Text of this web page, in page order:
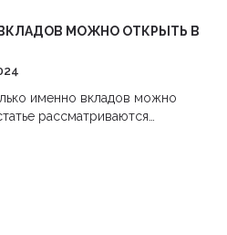
МОЖНО ОТКРЫТЬ В
именно вкладов можно
рассматриваются
какие факторы стоит
и как правильно управлять
максимальную выгоду.
своих вкладов и как